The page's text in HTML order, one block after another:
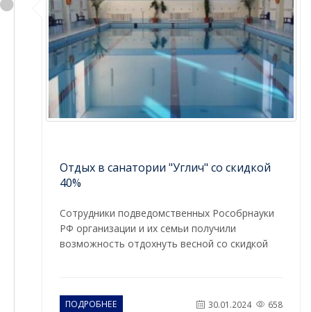
Отдых в санатории "Углич" со скидкой
40%
Сотрудники подведомственных Рособрнауки
РФ организации и их семьи получили
возможность отдохнуть весной со скидкой
ПОДРОБНЕЕ 30.01.2024 658